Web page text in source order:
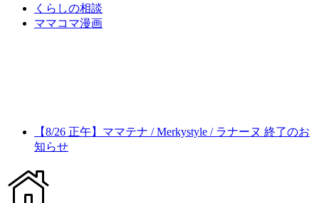
くらしの相談
ママコマ漫画
【8/26 正午】ママテナ / Merkystyle / ラナーヌ 終了のお
知らせ